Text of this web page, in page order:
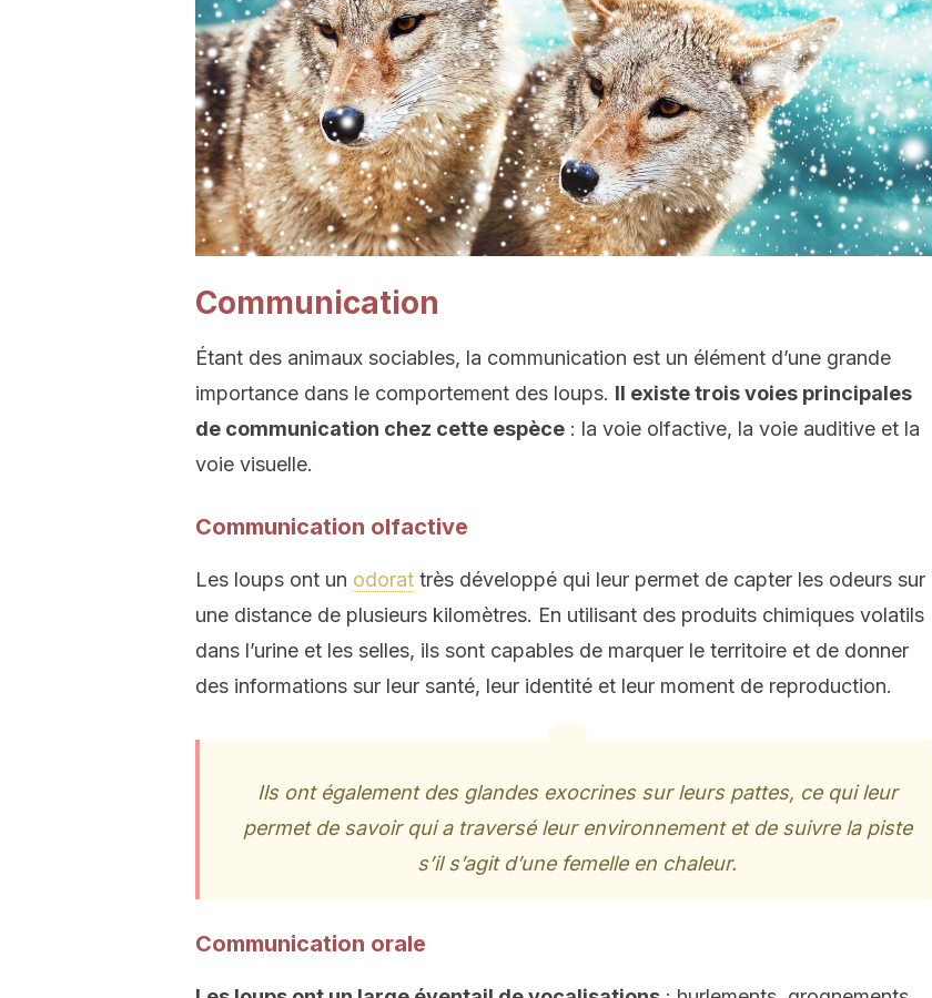
Communication
Étant des animaux sociables, la communication est un élément d’une grande
importance dans le comportement des loups. Il existe trois voies principales
de communication chez cette espèce : la voie olfactive, la voie auditive et la
voie visuelle.
Communication olfactive
Les loups ont un odorat très développé qui leur permet de capter les odeurs sur
une distance de plusieurs kilomètres. En utilisant des produits chimiques volatils
dans l’urine et les selles, ils sont capables de marquer le territoire et de donner
des informations sur leur santé, leur identité et leur moment de reproduction.
Ils ont également des glandes exocrines sur leurs pattes, ce qui leur
permet de savoir qui a traversé leur environnement et de suivre la piste
s’il s’agit d’une femelle en chaleur.
Communication orale